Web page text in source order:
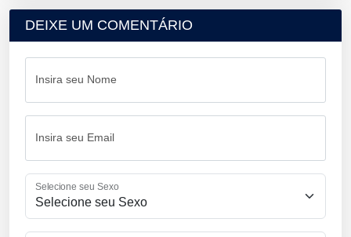
DEIXE UM COMENTÁRIO
Insira seu Nome
Insira seu Email
Selecione seu Sexo